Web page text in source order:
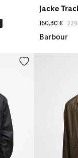
Jacke
160,30 €
Barbour
Wachsjacke